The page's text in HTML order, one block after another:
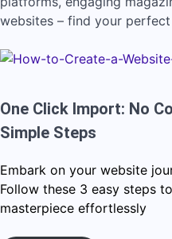
websites – find your
One Click Import: No
Simple Steps
Embark on your website
Follow these 3 easy steps
masterpiece effortlessly